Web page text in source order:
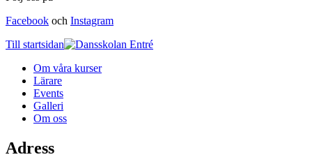
Facebook och Instagram
Till startsidan
Om våra kurser
Lärare
Events
Galleri
Om oss
Adress